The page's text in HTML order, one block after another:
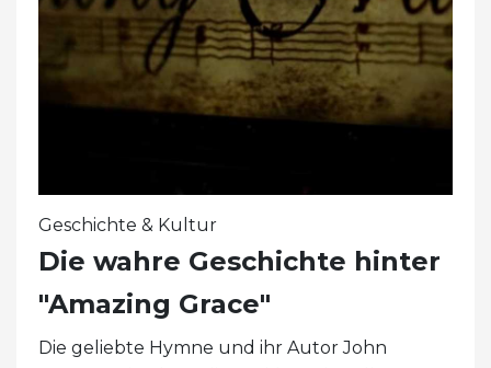
Geschichte & Kultur
Die wahre Geschichte hinter
"Amazing Grace"
Die geliebte Hymne und ihr Autor John